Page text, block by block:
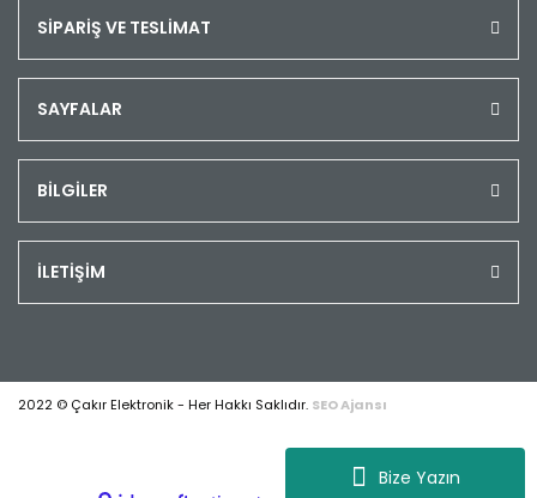
Bize Yazın
SİPARİŞ VE TESLİMAT
SAYFALAR
BİLGİLER
İLETİŞİM
2022 © Çakır Elektronik - Her Hakkı Saklıdır. SEO Ajansı